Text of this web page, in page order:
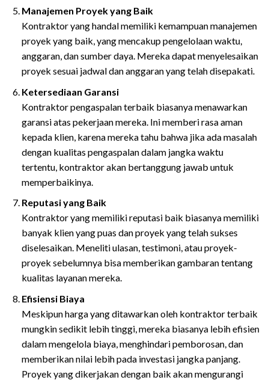
Manajemen Proyek yang Baik
Kontraktor yang handal memiliki kemampuan manajemen
proyek yang baik, yang mencakup pengelolaan waktu,
anggaran, dan sumber daya. Mereka dapat menyelesaikan
proyek sesuai jadwal dan anggaran yang telah disepakati.
Ketersediaan Garansi
Kontraktor pengaspalan terbaik biasanya menawarkan
garansi atas pekerjaan mereka. Ini memberi rasa aman
kepada klien, karena mereka tahu bahwa jika ada masalah
dengan kualitas pengaspalan dalam jangka waktu
tertentu, kontraktor akan bertanggung jawab untuk
memperbaikinya.
Reputasi yang Baik
Kontraktor yang memiliki reputasi baik biasanya memiliki
banyak klien yang puas dan proyek yang telah sukses
diselesaikan. Meneliti ulasan, testimoni, atau proyek-
proyek sebelumnya bisa memberikan gambaran tentang
kualitas layanan mereka.
Efisiensi Biaya
Meskipun harga yang ditawarkan oleh kontraktor terbaik
mungkin sedikit lebih tinggi, mereka biasanya lebih efisien
dalam mengelola biaya, menghindari pemborosan, dan
memberikan nilai lebih pada investasi jangka panjang.
Proyek yang dikerjakan dengan baik akan mengurangi